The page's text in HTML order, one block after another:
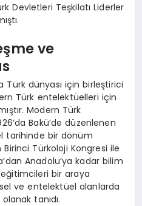
Devletleri Teşkilatı Liderler
ve
dünyası için birleştirici
Türk entelektüelleri için
Modern Türk
Bakü’de düzenlenen
tarihinde bir dönüm
Türkoloji Kongresi ile
Anadolu’ya kadar bilim
eğitimcileri bir araya
ve entelektüel alanlarda
tanıdı.